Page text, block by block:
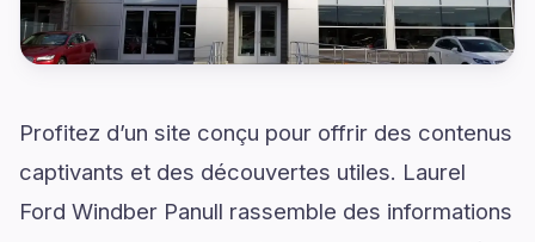
Profitez d’un site conçu pour offrir des contenus
captivants et des découvertes utiles. Laurel
Ford Windber Panull rassemble des informations